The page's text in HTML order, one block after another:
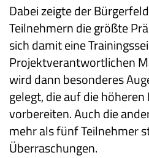
Dabei zeigte der
Teilnehmern die größte
sich damit eine
Projektverantwortlichen
wird dann besonderes
gelegt, die auf die
vorbereiten. Auch die
mehr als fünf Teilnehmer
Überraschungen.